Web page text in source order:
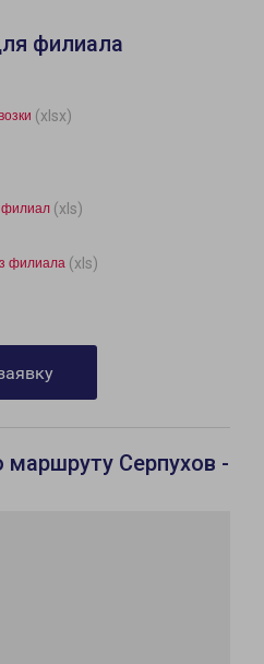
филиала
(xlsx)
филиал (xls)
филиала (xls)
маршруту Серпухов -